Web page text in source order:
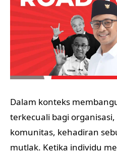
Dalam konteks
terkecuali bagi
komunitas, kehadiran
mutlak. Ketika individu